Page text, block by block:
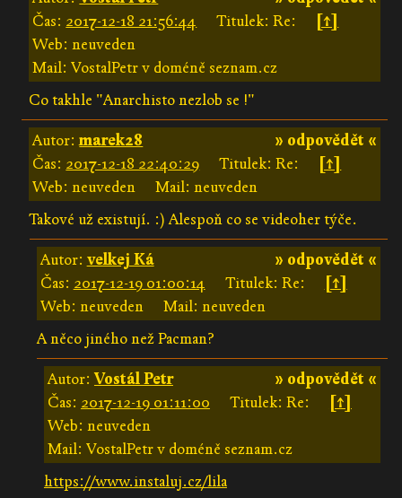
Čas: 2017-12-18 21:56:44 Titulek: Re:
[↑]
Web: neuveden
Mail: VostalPetr v doméně seznam.cz
Co takhle "Anarchisto nezlob se !"
» odpovědět «
Autor:marek28
Čas: 2017-12-18 22:40:29 Titulek: Re:
[↑]
Web: neuveden
Mail: neuveden
Takové už existují. :) Alespoň co se videoher týče.
» odpovědět «
Autor: velkej Ká
Čas: 2017-12-19 01:00:14 Titulek: Re:
[↑]
Web: neuveden
Mail: neuveden
A něco jiného než Pacman?
» odpovědět «
Autor:Vostál Petr
Čas: 2017-12-19 01:11:00 Titulek: Re:
[↑]
Web: neuveden
Mail: VostalPetr v doméně seznam.cz
https://www.instaluj.cz/lila